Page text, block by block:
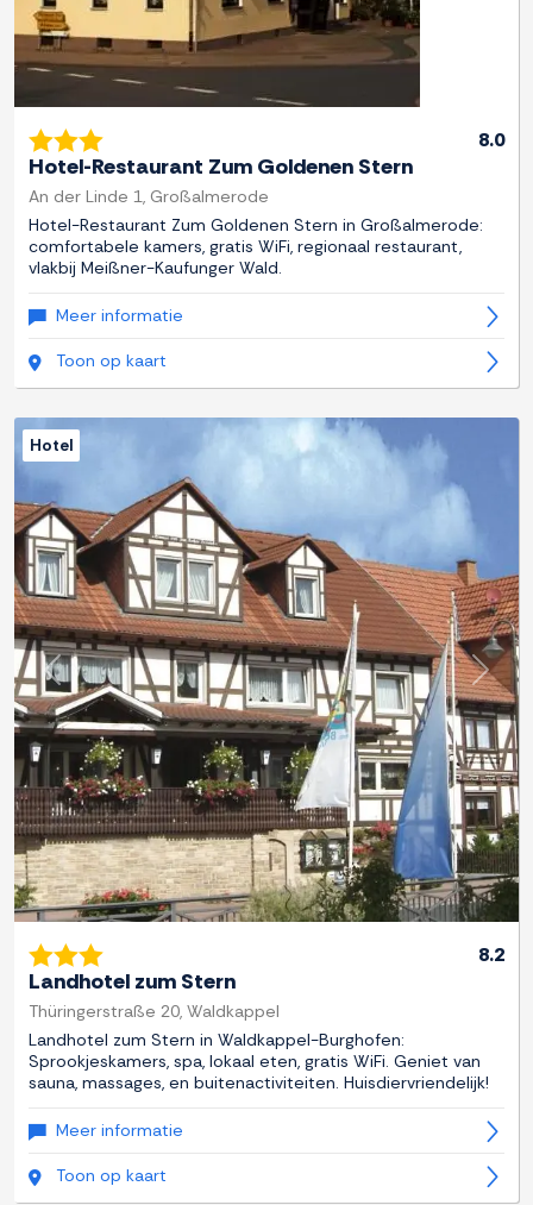
8.0
Hotel-Restaurant Zum Goldenen Stern
An der Linde 1, Großalmerode
Hotel-Restaurant Zum Goldenen Stern in Großalmerode:
comfortabele kamers, gratis WiFi, regionaal restaurant,
vlakbij Meißner-Kaufunger Wald.
Meer informatie
Toon op kaart
Previous Next
Hotel
8.2
Landhotel zum Stern
Thüringerstraße 20, Waldkappel
Landhotel zum Stern in Waldkappel-Burghofen:
Sprookjeskamers, spa, lokaal eten, gratis WiFi. Geniet van
sauna, massages, en buitenactiviteiten. Huisdiervriendelijk!
Meer informatie
Toon op kaart